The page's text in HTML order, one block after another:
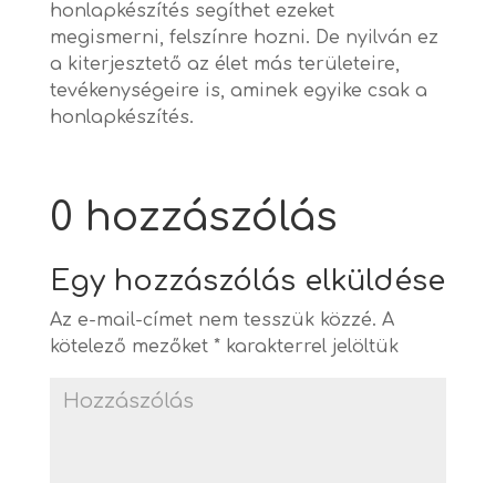
honlapkészítés segíthet ezeket
megismerni, felszínre hozni. De nyilván ez
a kiterjesztető az élet más területeire,
tevékenységeire is, aminek egyike csak a
honlapkészítés.
0 hozzászólás
Egy hozzászólás elküldése
Az e-mail-címet nem tesszük közzé. A
kötelező mezőket * karakterrel jelöltük